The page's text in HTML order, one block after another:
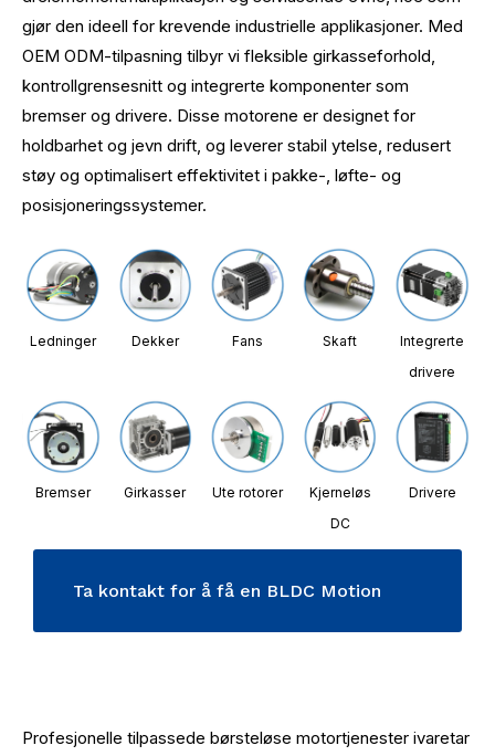
gjør den ideell for krevende industrielle applikasjoner. Med
OEM ODM-tilpasning tilbyr vi fleksible girkasseforhold,
kontrollgrensesnitt og integrerte komponenter som
bremser og drivere. Disse motorene er designet for
holdbarhet og jevn drift, og leverer stabil ytelse, redusert
støy og optimalisert effektivitet i pakke-, løfte- og
posisjoneringssystemer.
Ledninger Dekker Fans Skaft
Integrerte
drivere
Bremser Girkasser Ute rotorer
Kjerneløs
DC
Drivere
Ta kontakt for å få en BLDC Motion
Profesjonelle tilpassede børsteløse motortjenester ivaretar